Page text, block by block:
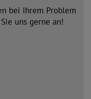
bei Ihrem Problem
uns gerne an!